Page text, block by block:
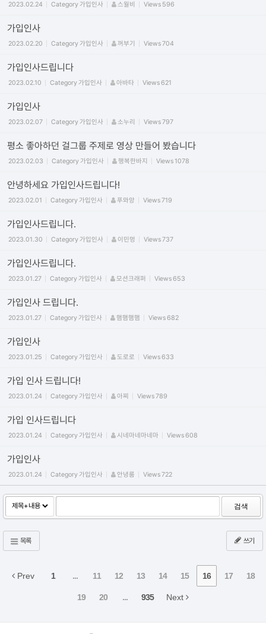
2023.02.24 Category가입인사 스월비 Views 596
가입인사
2023.02.20 Category가입인사 꺼부기 Views704
가입인사드립니다
2023.02.10 Category가입인사 아바타 Views621
가입인사
2023.02.07 Category가입인사 소누리 Views797
평소 좋아하던 걸그룹 주제로 영상 만들어 봤습니다
2023.02.03 Category가입인사 행복한바지 Views1078
안녕하세요 가입인사드립니다!
2023.02.01 Category가입인사 푸와앙 Views719
가입인사드립니다.
2023.01.30 Category가입인사 이민멍 Views737
가입인사드립니다.
2023.01.27 Category가입인사 모션크래퍼 Views653
가입인사 드립니다.
2023.01.27 Category가입인사 햄햄햄햄 Views682
가입인사
2023.01.25 Category가입인사 도로로 Views633
가입 인사 드립니다!
2023.01.24 Category가입인사 아찌 Views789
가입 인사드립니다
2023.01.24 Category가입인사 시네마네마네마 Views608
가입인사
2023.01.24 Category가입인사 안녕룸 Views722
검색
목록 쓰기
Prev 1 ... 11 12 13 14 15 16 17 18
19 20 ... 935 Next